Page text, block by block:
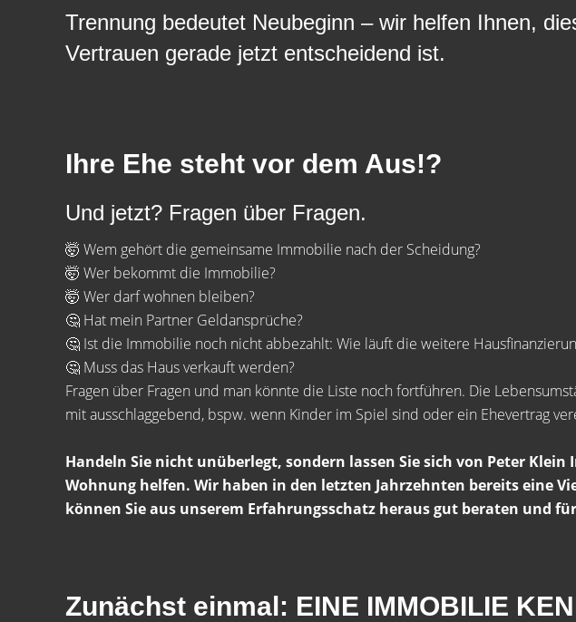
Trennung bedeutet Neubeginn – wir helfen Ihnen,
Vertrauen gerade jetzt entscheidend ist.
Ihre Ehe steht vor dem Aus!?
Und jetzt? Fragen über Fragen.
🤯 Wem gehört die gemeinsame Immobilie nach der Scheidung?
🤯 Wer bekommt die Immobilie?
🤯 Wer darf wohnen bleiben?
🤔 Hat mein Partner Geldansprüche?
🤔 Ist die Immobilie noch nicht abbezahlt: Wie läuft die weitere
🤔 Muss das Haus verkauft werden?
Fragen über Fragen und man könnte die Liste noch fortführen. Die
mit ausschlaggebend, bspw. wenn Kinder im Spiel sind oder ein Ehevertrag
Handeln Sie nicht unüberlegt, sondern lassen Sie sich von Peter
Wohnung helfen. Wir haben in den letzten Jahrzehnten bereits eine
können Sie aus unserem Erfahrungsschatz heraus gut beraten und
Zunächst einmal: EINE IMMOBILIE